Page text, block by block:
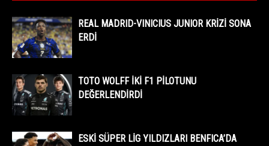
REAL MADRID-VINICIUS JUNIOR KRİZİ SONA
ERDİ
TOTO WOLFF İKİ F1 PİLOTUNU
DEĞERLENDİRDİ
ESKİ SÜPER LİG YILDIZLARI BENFICA’DA